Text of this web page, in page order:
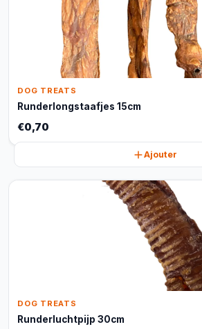
DOG TREATS
Runderlongstaafjes 15cm
€0,70
Ajouter
DOG TREATS
Runderluchtpijp 30cm